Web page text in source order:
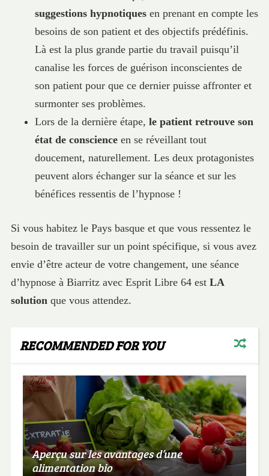
suggestions hypnotiques en prenant en compte les
besoins de son patient et des objectifs prédéfinis.
Là est la plus grande partie du travail puisqu’il
canalise les forces de guérison inconscientes de
son patient pour que ce dernier puisse affronter et
surmonter ses problèmes.
Lors de la dernière étape, le patient retrouve son
état de conscience en se réveillant tout
doucement, naturellement. Les deux protagonistes
peuvent alors échanger sur la séance et sur les
bénéfices ressentis de l’hypnose !
Si vous habitez le Pays basque et que vous ressentez le
besoin de travailler sur un point spécifique, si vous avez
envie d’être acteur de votre changement, une séance
d’hypnose à Biarritz avec Esprit Libre 64 est LA
solution que vous attendez.
RECOMMENDED FOR YOU
Aperçu sur les avantages d’une
alimentation bio